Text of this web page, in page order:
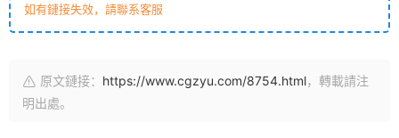
如有鏈接失效，請聯系客服
原文鏈接： https://www.cgzyu.com/8754.html，轉載請注
明出處。